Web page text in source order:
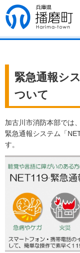
兵庫県 播磨
町
緊急通報シ
ついて
加古川市消防本部では
緊急通報システム「
す。